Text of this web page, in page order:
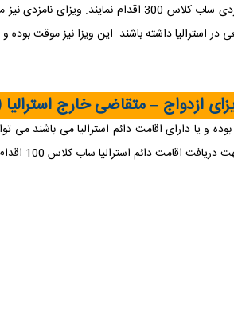
در ضمن واجدین شرایط ویزای نامزدی نیز می توانند از خارج
ویزا نیز موقت بوده و متقاضی می بایست تا 9 ماه پس از صدور
ازدواج –متقاضی خارج استرالیا )
دائم استرالیا ساب کلاس 100 اقدام نمایند